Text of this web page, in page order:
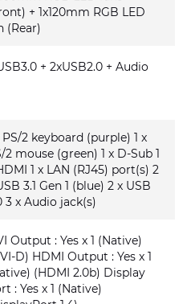
+ 1x120mm RGB LED
(Rear)
+ 2xUSB2.0 + Audio
PS/2 keyboard (purple) 1 x
2 mouse (green) 1 x D-Sub 1
1 x LAN (RJ45) port(s) 2
3.1 Gen 1 (blue) 2 x USB
3 x Audio jack(s)
Output : Yes x 1 (Native)
D) HDMI Output : Yes x 1
(HDMI 2.0b) Display
: Yes x 1 (Native)